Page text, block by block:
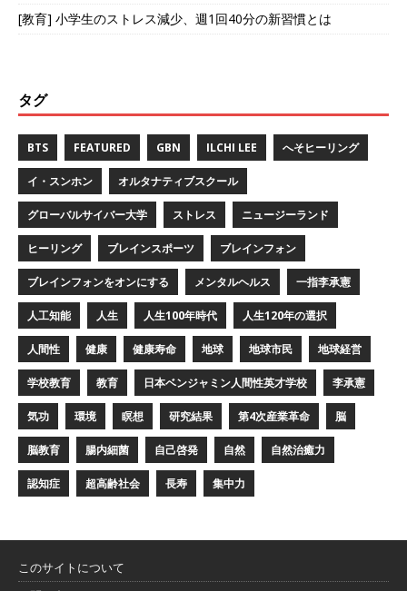
[教育] 小学生のストレス減少、週1回40分の新習慣とは
タグ
BTS FEATURED GBN ILCHI LEE へそヒーリング
イ・スンホン オルタナティブスクール
グローバルサイバー大学 ストレス ニュージーランド
ヒーリング ブレインスポーツ ブレインフォン
ブレインフォンをオンにする メンタルヘルス 一指李承憲
人工知能 人生 人生100年時代 人生120年の選択
人間性 健康 健康寿命 地球 地球市民 地球経営
学校教育 教育 日本ベンジャミン人間性英才学校 李承憲
気功 環境 瞑想 研究結果 第4次産業革命 脳
脳教育 腸内細菌 自己啓発 自然 自然治癒力
認知症 超高齢社会 長寿 集中力
このサイトについて